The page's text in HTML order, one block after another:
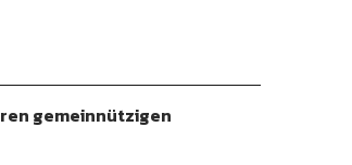
gemeinnützigen